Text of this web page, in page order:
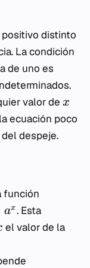
positivo distinto
La condición
de uno es
valor de x
ecuación poco
despeje.
función
ax. Esta
el valor de la